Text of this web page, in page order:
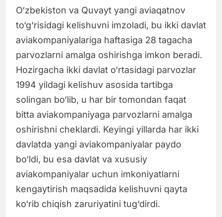
O‘zbekiston va Quvayt yangi aviaqatnov
to‘g‘risidagi kelishuvni imzoladi, bu ikki davlat
aviakompaniyalariga haftasiga 28 tagacha
parvozlarni amalga oshirishga imkon beradi.
Hozirgacha ikki davlat o‘rtasidagi parvozlar
1994 yildagi kelishuv asosida tartibga
solingan bo‘lib, u har bir tomondan faqat
bitta aviakompaniyaga parvozlarni amalga
oshirishni cheklardi. Keyingi yillarda har ikki
davlatda yangi aviakompaniyalar paydo
bo‘ldi, bu esa davlat va xususiy
aviakompaniyalar uchun imkoniyatlarni
kengaytirish maqsadida kelishuvni qayta
ko‘rib chiqish zaruriyatini tug‘dirdi.